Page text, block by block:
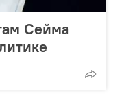
Сейма